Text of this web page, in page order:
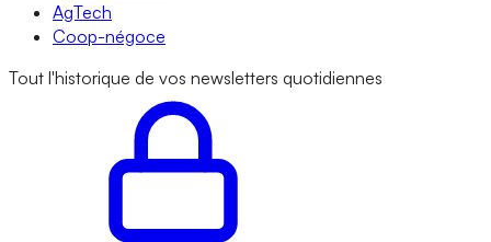
AgTech
Coop-négoce
Tout l'historique de vos newsletters quotidiennes